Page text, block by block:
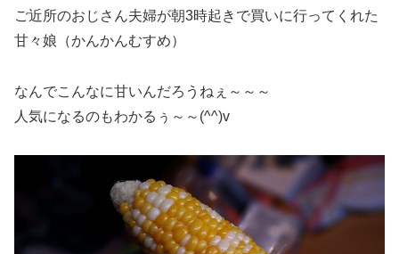
ご近所のおじさん夫婦が朝3時起きで買いに行ってくれた
甘々娘（かんかんむすめ）
なんでこんなに甘いんだろうねぇ～～～
人気になるのもわかるぅ～～(^^)v